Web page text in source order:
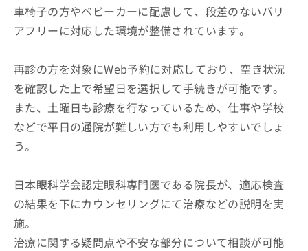
車椅子の方やベビーカーに配慮して、段差のないバリ
アフリーに対応した環境が整備されています。
再診の方を対象にWeb予約に対応しており、空き状況
を確認した上で希望日を選択して手続きが可能です。
また、土曜日も診療を行なっているため、仕事や学校
などで平日の通院が難しい方でも利用しやすいでしょ
う。
日本眼科学会認定眼科専門医である院長が、適応検査
の結果を下にカウンセリングにて治療などの説明を実
施。
治療に関する疑問点や不安な部分について相談が可能